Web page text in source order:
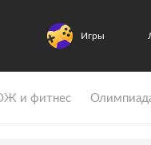
Игры
и фитнес